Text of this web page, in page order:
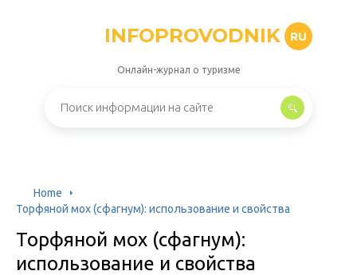
INFOPROVODNIK RU
Онлайн-журнал о туризме
Home
Торфяной мох (сфагнум): использование и свойства
Торфяной мох (сфагнум):
использование и свойства